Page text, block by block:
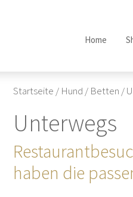
Home
Startseite / Hund / Betten /
Unterwegs
haben die